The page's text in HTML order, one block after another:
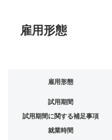
雇用形態
雇用形態
試用期間
試用期間に関する補足事項
就業時間